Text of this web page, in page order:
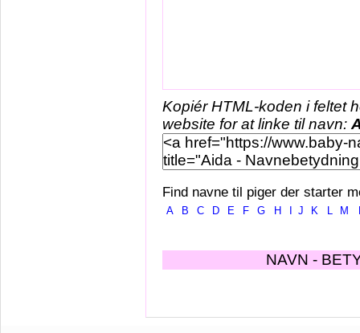
Kopiér HTML-koden i feltet
website for at linke til navn:
Find navne til piger der starter
A B C D E F G H J K L M
NAVN -